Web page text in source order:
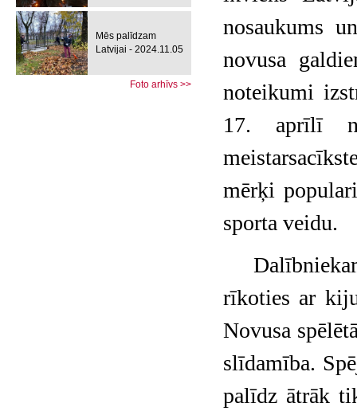
Mēs palīdzam
Latvijai - 2024.11.05
Foto arhīvs >>
nosaukums
novusa
noteikumi
17. aprīlī
mērķi
sporta veidu.
rīkoties ar
Novusa
slīdamība.
palīdz ātrāk